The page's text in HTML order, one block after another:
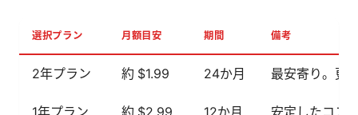
選択プラン 月額目安 期間 備考
2年プラン 約 $1.99 24か月 最安寄り。更